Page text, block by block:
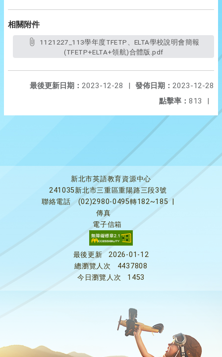
相關附件
(TFETP+ELTA+領航)合體版.pdf
發佈日期： 2023-12-28
最後更新日期： 2023-12-28
|
點擊率： 813 |
新北市英語教育資源中心
241035新北市三重區重陽路三段3號
聯絡電話
(02)2980-0495轉182~185
傳真
電子信箱
最後更新
2026-01-12
總瀏覽人次
4437808
今日瀏覽人次
1453